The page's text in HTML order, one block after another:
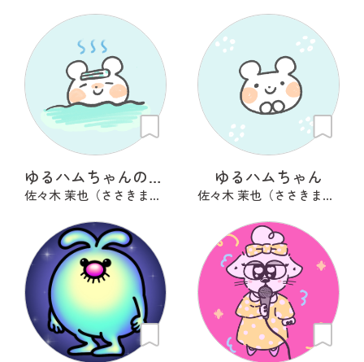
ゆるハムちゃんの湯上がり
佐々木 茉也（ささきまや）
ゆるハムちゃん
佐々木 茉也（ささきまや）